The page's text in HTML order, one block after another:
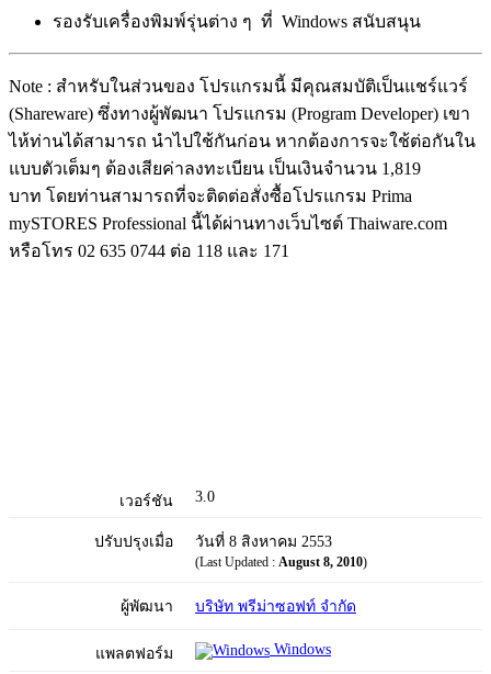
รองรับเครื่องพิมพ์รุ่นต่าง ๆ ที่ Windows สนับสนุน
Note : สำหรับในส่วนของ โปรแกรมนี้ มีคุณสมบัติเป็นแชร์แวร์
(Shareware) ซึ่งทางผู้พัฒนา โปรแกรม (Program Developer) เขา
ไห้ท่านได้สามารถ นำไปใช้กันก่อน หากต้องการจะใช้ต่อกันใน
แบบตัวเต็มๆ ต้องเสียค่าลงทะเบียน เป็นเงินจำนวน 1,819
บาท โดยท่านสามารถที่จะติดต่อสั่งซื้อโปรแกรม Prima
mySTORES Professional นี้ได้ผ่านทางเว็บไซต์ Thaiware.com
หรือโทร 02 635 0744 ต่อ 118 และ 171
เวอร์ชัน 3.0
ปรับปรุงเมื่อ วันที่ 8 สิงหาคม 2553
(Last Updated : August 8, 2010)
ผู้พัฒนา บริษัท พรีม่าซอฟท์ จำกัด
แพลตฟอร์ม Windows